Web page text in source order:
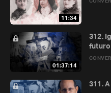
11:34
01:37:14
312.
futuro
311.